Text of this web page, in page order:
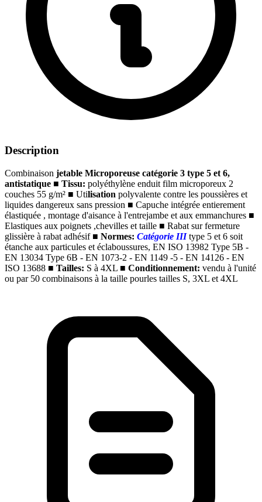
Description
Combinaison jetable Microporeuse catégorie 3 type 5 et 6,
antistatique ■ Tissu: polyéthylène enduit film microporeux 2
couches 55 g/m² ■ Utilisation polyvalente contre les poussières et
liquides dangereux sans pression ■ Capuche intégrée entierement
élastiquée , montage d'aisance à l'entrejambe et aux emmanchures ■
Elastiques aux poignets ,chevilles et taille ■ Rabat sur fermeture
glissière à rabat adhésif ■ Normes: Catégorie IIItype 5 et 6 soit
étanche aux particules et éclaboussures, EN ISO 13982 Type 5B -
EN 13034 Type 6B - EN 1073-2 - EN 1149 -5 - EN 14126 - EN
ISO 13688 ■ Tailles: S à 4XL ■ Conditionnement: vendu à l'unité
ou par 50 combinaisons à la taille pourles tailles S, 3XL et 4XL